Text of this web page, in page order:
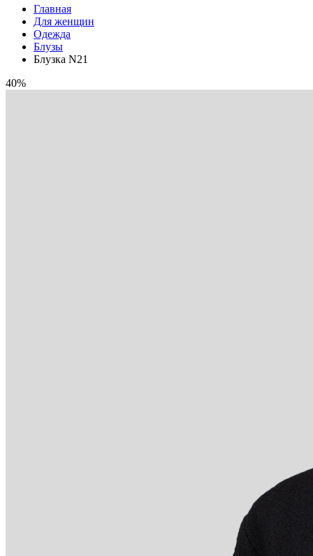
Главная
Для женщин
Одежда
Блузы
Блузка N21
40%